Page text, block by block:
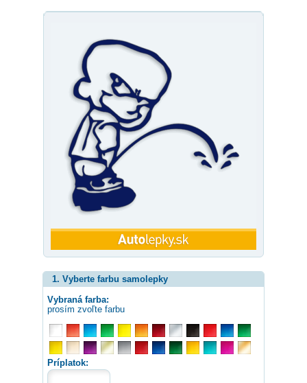
1. Vyberte farbu samolepky
Vybraná farba:
prosím zvoľte farbu
Príplatok: